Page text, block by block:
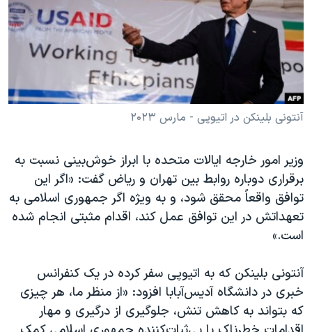
فرهنگ و زندگی
حقوق شهروندی
اقتصادی
علم و فناوری
اسرائیل در جنگ
آرشیو پخش زنده
مستندها
انتخابات ریاست جمهوری آمریکا ۲۰۲۴
حمله جمهوری اسلامی به اسرائیل
رمز مهسا
ورزش زنان در ایران
مجموعه مستندهای دادخواهی
تریبونال مردمی آبان ۹۸
دادگاه حمید نوری
چهل سال گروگان‌گیری
اعتراضات مردمی آبان ۹۸
اسرائیل در جنگ
دنبال کنید
زبانهای مختلف
آنتونی بلینکن در اتیوپی - مارس ۲۰۲۳
وزیر امور خارجه ایالات متحده با ابراز خوش‌بینی نسبت به
برقراری دوباره روابط بین تهران و ریاض گفت: «اگر این
توافق واقعاً محقق شود، و به‌ ویژه اگر جمهوری اسلامی به
تعهداتش در این توافق عمل کند، اقدام مثبتی انجام شده
است.»
آنتونی بلینکن که به اتیوپی سفر کرده در یک کنفرانس
خبری در دانشگاه آدیس‌آبابا افزود: «از منظر ما، هر چیزی
که بتواند به کاهش تنش، جلوگیری از درگیری و مهار